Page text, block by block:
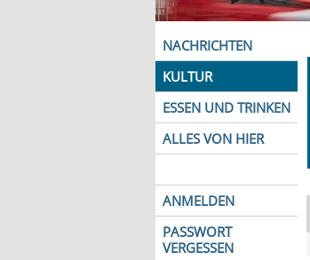
NACHRICHTEN
KULTUR
ESSEN UND TRINKEN
ALLES VON HIER
ANMELDEN
PASSWORT
VERGESSEN